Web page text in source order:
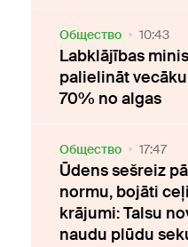
Oбщество 10:43
Labklājības
palielināt
70% no algas
Oбщество 17:47
Ūdens sešreiz
normu, bojāti
krājumi: Talsu
naudu plūdu